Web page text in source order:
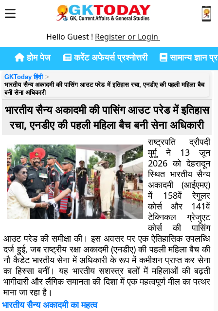
Hello Guest ! Register or Login
होम पेज करेंट अफेयर्स प्रश्नोत्तरी सामान्य ज्ञान
GKToday हिंदी
भारतीय सैन्य अकादमी की पासिंग आउट परेड में इतिहास रचा, एनडीए की पहली महिला बैच
बनी सेना अधिकारी
भारतीय सैन्य अकादमी की पासिंग आउट परेड में इतिहास
रचा, एनडीए की पहली महिला बैच बनी सेना अधिकारी
राष्ट्रपति द्रौपदी
मुर्मु ने 13 जून
2026 को देहरादून
स्थित भारतीय सैन्य
अकादमी (आईएमए)
में 158वें रेगुलर
कोर्स और 141वें
टेक्निकल ग्रेजुएट
कोर्स की पासिंग
आउट परेड की समीक्षा की। इस अवसर पर एक ऐतिहासिक उपलब्धि
दर्ज हुई, जब राष्ट्रीय रक्षा अकादमी (एनडीए) की पहली महिला बैच की
नौ कैडेट भारतीय सेना में अधिकारी के रूप में कमीशन प्राप्त कर सेना
का हिस्सा बनीं। यह भारतीय सशस्त्र बलों में महिलाओं की बढ़ती
भागीदारी और लैंगिक समानता की दिशा में एक महत्वपूर्ण मील का पत्थर
माना जा रहा है।
भारतीय सैन्य अकादमी का महत्व